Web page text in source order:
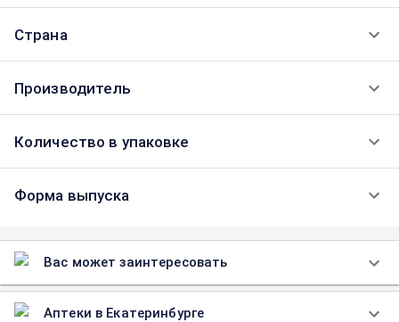
Страна
Производитель
Количество в упаковке
Форма выпуска
Вас может заинтересовать
Аптеки в Екатеринбурге